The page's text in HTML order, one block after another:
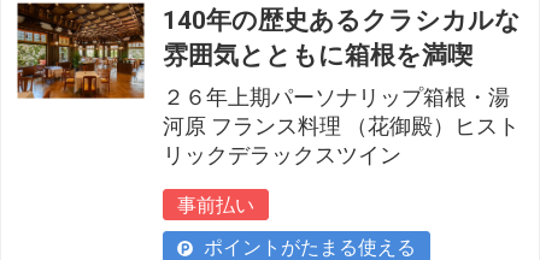
140年の歴史あるクラシカルな
雰囲気とともに箱根を満喫
２６年上期パーソナリップ箱根・湯
河原 フランス料理 （花御殿）ヒスト
リックデラックスツイン
事前払い
ポイントがたまる使える